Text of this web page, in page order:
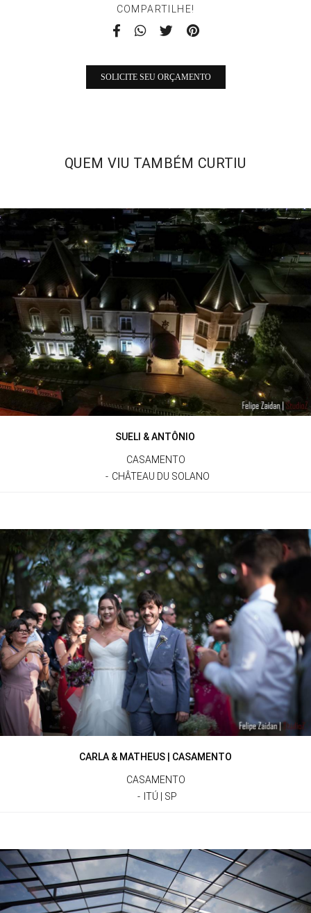
COMPARTILHE!
SOLICITE SEU ORÇAMENTO
QUEM VIU TAMBÉM CURTIU
SUELI & ANTÔNIO
CASAMENTO
CHÂTEAU DU SOLANO
CARLA & MATHEUS | CASAMENTO
CASAMENTO
ITÚ | SP